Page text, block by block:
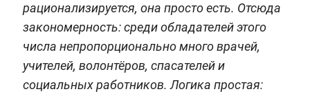
рационализируется, она просто есть. Отсюда
закономерность: среди обладателей этого
числа непропорционально много врачей,
учителей, волонтёров, спасателей и
социальных работников. Логика простая: